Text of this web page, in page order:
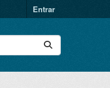
Entrar